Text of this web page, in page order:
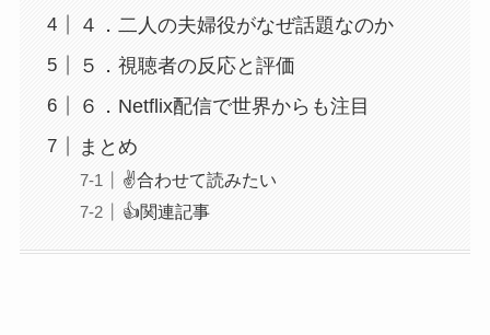
４．二人の夫婦役がなぜ話題なのか
５．視聴者の反応と評価
６．Netflix配信で世界からも注目
まとめ
✌️合わせて読みたい
👍関連記事